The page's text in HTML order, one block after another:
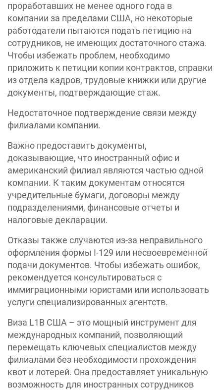
проработавших не менее одного года в
компании за пределами США, но некоторые
работодатели пытаются подать петицию на
сотрудников, не имеющих достаточного стажа.
Чтобы избежать проблем, необходимо
приложить к петиции копии контрактов, справки
из отдела кадров, трудовые книжки или другие
документы, подтверждающие стаж.
Недостаточное подтверждение связи между
филиалами компании.
Важно предоставить документы,
доказывающие, что иностранный офис и
американский филиал являются частью одной
компании. К таким документам относятся
учредительные бумаги, договоры между
подразделениями, финансовые отчеты и
налоговые декларации.
Отказы также случаются из-за неправильного
оформления формы I-129 или несвоевременной
подачи документов. Чтобы избежать ошибок,
рекомендуется консультироваться с
иммиграционными юристами или использовать
услуги специализированных агентств.
Виза L1B США – это мощный инструмент для
международных компаний, позволяющий
перемещать ключевых специалистов между
филиалами без необходимости прохождения
квот и лотерей. Она предоставляет уникальную
возможность для иностранных сотрудников